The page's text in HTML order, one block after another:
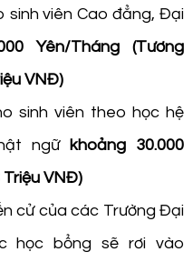
sinh viên Cao đẳng, Đại
Yên/Tháng (Tương
VNĐ)
sinh viên theo học hệ
ngữ
khoảng 30.000
VNĐ)
cử của các Trường Đại
học bổng sẽ rơi vào